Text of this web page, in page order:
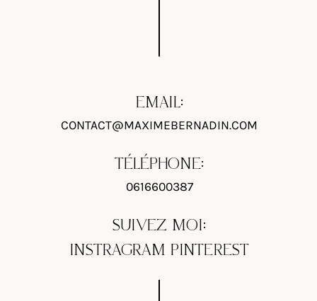
EMAIL:
CONTACT@MAXIMEBERNADIN.COM
TÉLÉPHONE:
0616600387
SUIVEZ MOI:
INSTRAGRAM PINTEREST